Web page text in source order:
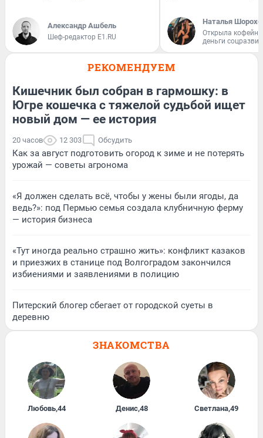
Александр Ашбель
Шеф-редактор E1.RU
Наталья
Открыла
деньги
РЕКОМЕНДУЕМ
Кишечник был собран в гармошку: в
Югре кошечка с тяжелой судьбой ищет
новый дом — ее история
20 часов 12 303 Обсудить
Как за август подготовить огород к зиме и не потерять
урожай — советы агронома
«Я должен сделать всё, чтобы у жены были ягоды, да
ведь?»: под Пермью семья создала клубничную ферму
— история бизнеса
«Тут иногда реально страшно жить»: конфликт казаков
и приезжих в станице под Волгоградом закончился
избиениями и заявлениями в полицию
Питерский блогер сбегает от городской суеты в
деревню
ЗНАКОМСТВА
Любовь,44 Денис,48 Светлана,49